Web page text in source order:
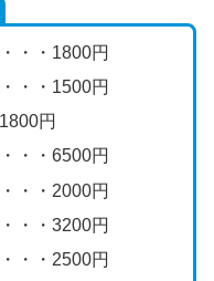
・・・1800円
・・1500円
円
・・・6500円
・・2000円
・・3200円
・・2500円